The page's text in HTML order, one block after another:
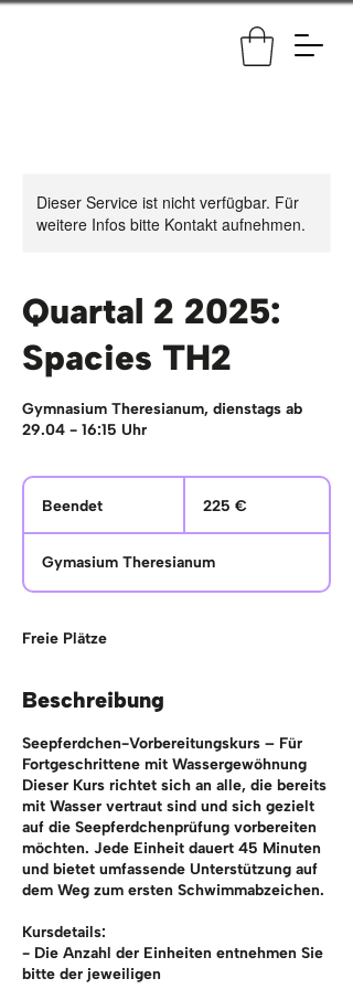
Dieser Service ist nicht verfügbar. Für
weitere Infos bitte Kontakt aufnehmen.
Quartal 2 2025:
Spacies TH2
Gymnasium Theresianum, dienstags ab
29.04 - 16:15 Uhr
Beendet
n
d
t
225 €
Gymasium Theresianum
Freie Plätze
Beschreibung
Seepferdchen-Vorbereitungskurs – Für
Fortgeschrittene mit Wassergewöhnung
Dieser Kurs richtet sich an alle, die bereits
mit Wasser vertraut sind und sich gezielt
auf die Seepferdchenprüfung vorbereiten
möchten. Jede Einheit dauert 45 Minuten
und bietet umfassende Unterstützung auf
dem Weg zum ersten Schwimmabzeichen.
Kursdetails:
- Die Anzahl der Einheiten entnehmen Sie
bitte der jeweiligen